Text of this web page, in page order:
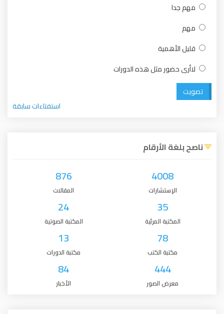
مهم جدا
مهم
قليل الأهمية
لاأرى حضور مثل هذه الدورات
تصويت
استفتاءات سابقة
ناصح بلغة الأرقام
4008
الإستشارات
876
المقالات
35
المكتبة المرئية
24
المكتبة الصوتية
78
مكتبة الكتب
13
مكتبة الدورات
444
معرض الصور
84
الأخبار